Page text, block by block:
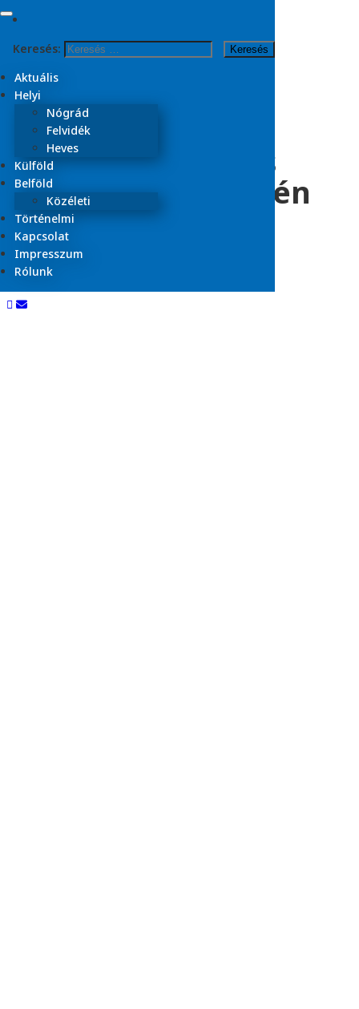
Skip to content
Keresés:
Aktuális
Helyi
Nógrád
Felvidék
Heves
Külföld
Belföld
Közéleti
Történelmi
Kapcsolat
Impresszum
Rólunk
Kezdőlap
2025
január
30
Villanások Civitas
Fortissima ünnepén
2025.01.30.
Aktuális
Olvasási idő: